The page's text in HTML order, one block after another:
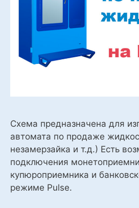
Схема предназначена для
автомата по продаже
незамерзайка и т.д.) Есть
подключения
купюроприемника и
режиме Pulse.